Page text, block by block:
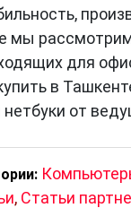
мы
для
в
нетбуки от
, Статьи